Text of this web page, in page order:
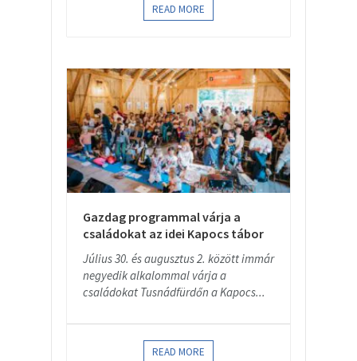
READ MORE
Gazdag programmal várja a
családokat az idei Kapocs tábor
Július 30. és augusztus 2. között immár
negyedik alkalommal várja a
családokat Tusnádfürdőn a Kapocs...
READ MORE